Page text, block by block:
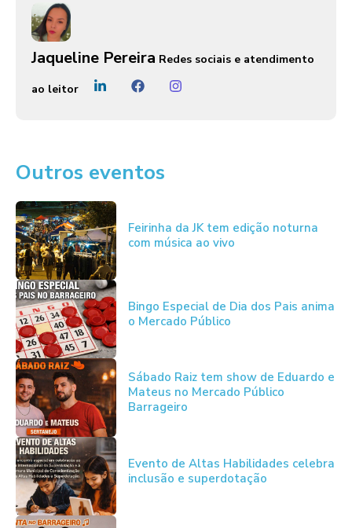
Jaqueline Pereira Redes sociais e atendimento
ao leitor
Outros eventos
Feirinha da JK tem edição noturna
com música ao vivo
Bingo Especial de Dia dos Pais anima
o Mercado Público
Sábado Raiz tem show de Eduardo e
Mateus no Mercado Público
Barrageiro
Evento de Altas Habilidades celebra
inclusão e superdotação